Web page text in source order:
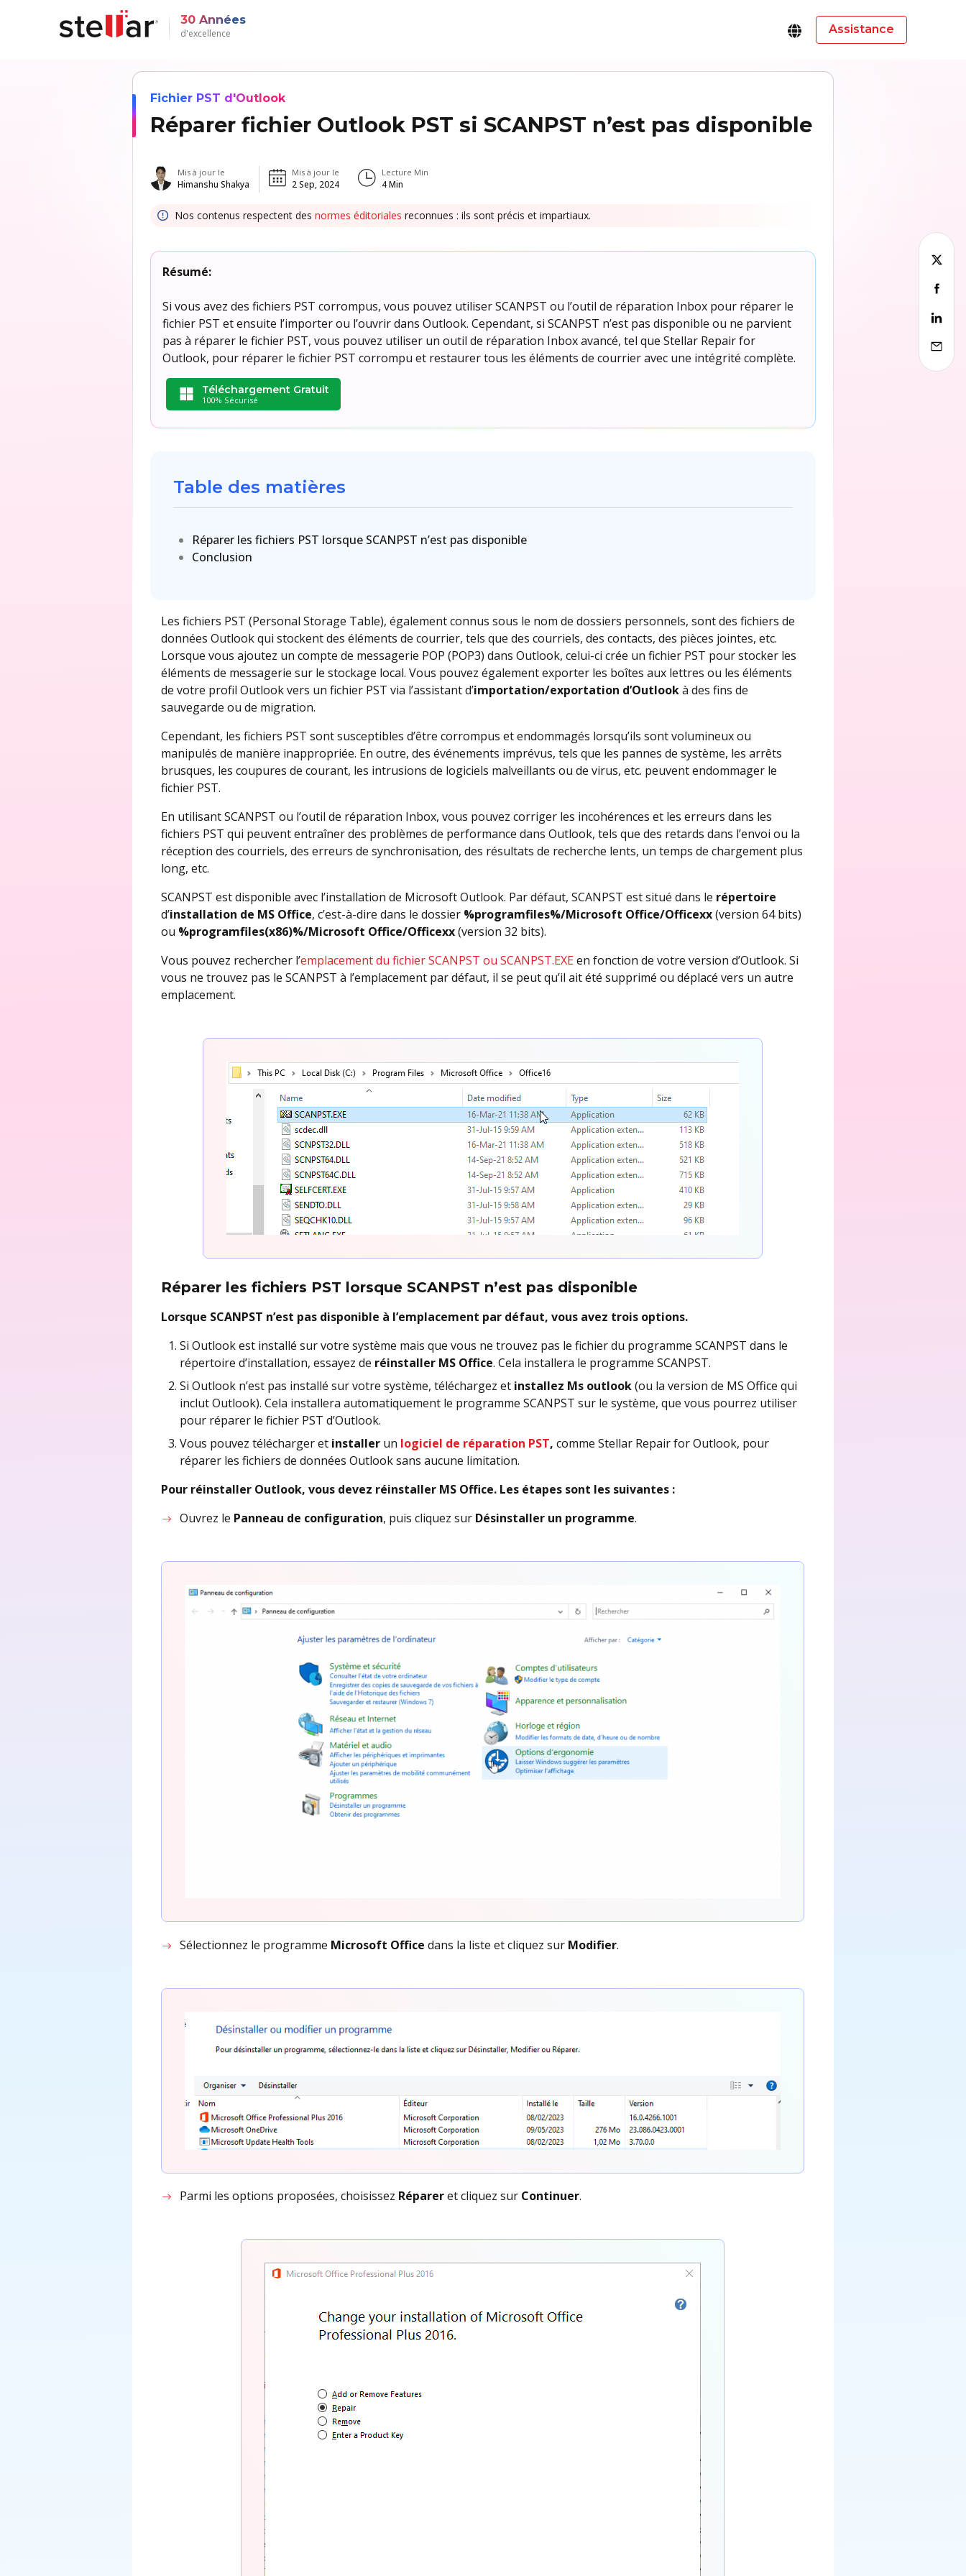
30 Années
d'excellence Assistance
Fichier PST d'Outlook
Réparer fichier Outlook PST si SCANPST n’est pas disponible
Mis à jour le
Himanshu Shakya
Mis à jour le
2 Sep, 2024
Lecture Min
4Min
Nos contenus respectent desnormes éditoriales reconnues : ils sont précis et impartiaux.
Résumé:
Si vous avez des fichiers PST corrompus, vous pouvez utiliser SCANPST ou l’outil de réparation Inbox pour réparer le
fichier PST et ensuite l’importer ou l’ouvrir dans Outlook. Cependant, si SCANPST n’est pas disponible ou ne parvient
pas à réparer le fichier PST, vous pouvez utiliser un outil de réparation Inbox avancé, tel que Stellar Repair for
Outlook, pour réparer le fichier PST corrompu et restaurer tous les éléments de courrier avec une intégrité complète.
Téléchargement Gratuit
100% Sécurisé
Table des matières
Réparer les fichiers PST lorsque SCANPST n’est pas disponible
Conclusion
Les fichiers PST (Personal Storage Table), également connus sous le nom de dossiers personnels, sont des fichiers de
données Outlook qui stockent des éléments de courrier, tels que des courriels, des contacts, des pièces jointes, etc.
Lorsque vous ajoutez un compte de messagerie POP (POP3) dans Outlook, celui-ci crée un fichier PST pour stocker les
éléments de messagerie sur le stockage local. Vous pouvez également exporter les boîtes aux lettres ou les éléments
de votre profil Outlook vers un fichier PST via l’assistant d’importation/exportation d’Outlookà des fins de
sauvegarde ou de migration.
Cependant, les fichiers PST sont susceptibles d’être corrompus et endommagés lorsqu’ils sont volumineux ou
manipulés de manière inappropriée. En outre, des événements imprévus, tels que les pannes de système, les arrêts
brusques, les coupures de courant, les intrusions de logiciels malveillants ou de virus, etc. peuvent endommager le
fichier PST.
En utilisant SCANPST ou l’outil de réparation Inbox, vous pouvez corriger les incohérences et les erreurs dans les
fichiers PST qui peuvent entraîner des problèmes de performance dans Outlook, tels que des retards dans l’envoi ou la
réception des courriels, des erreurs de synchronisation, des résultats de recherche lents, un temps de chargement plus
long, etc.
SCANPST est disponible avec l’installation de Microsoft Outlook. Par défaut, SCANPST est situé dans le répertoire
d’installation de MS Office, c’est-à-dire dans le dossier %programfiles%/Microsoft Office/Officexx(version 64 bits)
ou %programfiles(x86)%/Microsoft Office/Officexx(version 32 bits).
Vous pouvez rechercher l’emplacement du fichier SCANPST ou SCANPST.EXEen fonction de votre version d’Outlook. Si
vous ne trouvez pas le SCANPST à l’emplacement par défaut, il se peut qu’il ait été supprimé ou déplacé vers un autre
emplacement.
Réparer les fichiers PST lorsque SCANPST n’est pas disponible
Lorsque SCANPST n’est pas disponible à l’emplacement par défaut, vous avez trois options.
Si Outlook est installé sur votre système mais que vous ne trouvez pas le fichier du programme SCANPST dans le
répertoire d’installation, essayez de réinstaller MS Office. Cela installera le programme SCANPST.
Si Outlook n’est pas installé sur votre système, téléchargez et installez Ms outlook(ou la version de MS Office qui
inclut Outlook). Cela installera automatiquement le programme SCANPST sur le système, que vous pourrez utiliser
pour réparer le fichier PST d’Outlook.
Vous pouvez télécharger et installer un logiciel de réparation PST, comme Stellar Repair for Outlook, pour
réparer les fichiers de données Outlook sans aucune limitation.
Pour réinstaller Outlook, vous devez réinstaller MS Office. Les étapes sont les suivantes :
Ouvrez le Panneau de configuration, puis cliquez sur Désinstaller un programme.
Sélectionnez le programme Microsoft Office dans la liste et cliquez sur Modifier.
Parmi les options proposées, choisissez Répareret cliquez sur Continuer.